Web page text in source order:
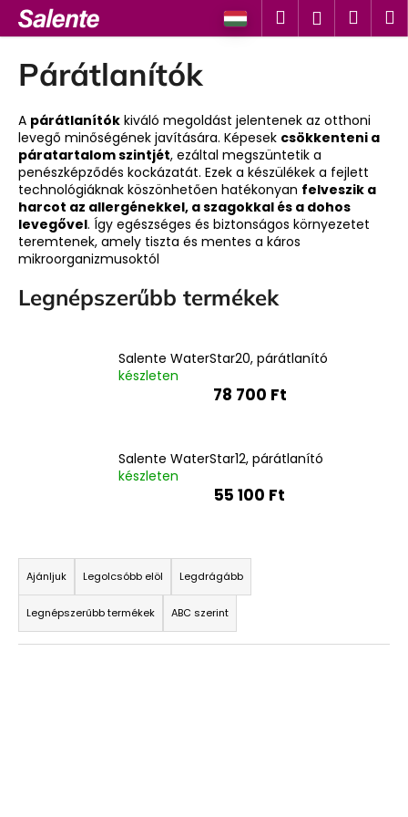
Ugrás
fő
tartalomhoz
Keresés
Párátlanítók
A párátlanítók kiváló megoldást jelentenek az otthoni
levegő minőségének javítására. Képesek csökkenteni a
páratartalom szintjét, ezáltal megszüntetik a
penészképződés kockázatát. Ezek a készülékek a fejlett
technológiáknak köszönhetően hatékonyan felveszik a
harcot az allergénekkel, a szagokkal és a dohos
levegővel. Így egészséges és biztonságos környezetet
teremtenek, amely tiszta és mentes a káros
mikroorganizmusoktól
Legnépszerűbb termékek
Salente WaterStar20, párátlanító
készleten
78 700 Ft
Salente WaterStar12, párátlanító
készleten
55 100 Ft
T
e
r
m
é
Ajánljuk Legolcsóbb elöl Legdrágább
Legnépszerűbb termékek ABC szerint
o
i
t
k
e
r
e
s
?
KERESÉS